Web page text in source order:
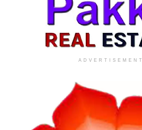
ADVERTISEMENT